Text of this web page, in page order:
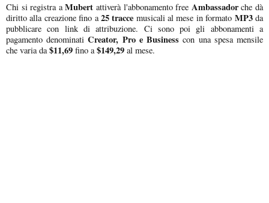
Chi si registra aMubert attiverà l'abbonamento free Ambassadorche dà
diritto alla creazione fino a25 tracce musicali al mese in formato MP3da
pubblicare con link di attribuzione. Ci sono poi gli abbonamenti a
pagamento denominatiCreator, Pro e Business con una spesa mensile
che varia da$11,69 fino a$149,29 al mese.